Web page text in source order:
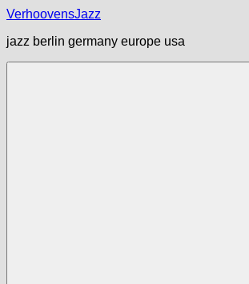
VerhoovensJazz
jazz berlin germany europe usa